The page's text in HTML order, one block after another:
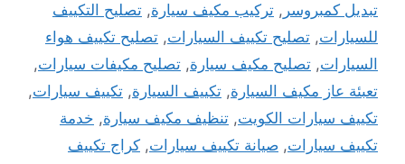
تبديل كمبروسر , تركيب مكيف سيارة, تصليح التكييف
للسيارات, تصليح تكييف السيارات, تصليح تكييف هواء
السيارات, تصليح مكيف سيارة, تصليح مكيفات سيارات,
تعبئة عاز مكيف السيارة, تكييف السيارة, تكييف سيارات,
تكييف سيارات الكويت, تنظيف مكيف سيارة, خدمة
تكييف سيارات, صيانة تكييف سيارات, كراج تكييف